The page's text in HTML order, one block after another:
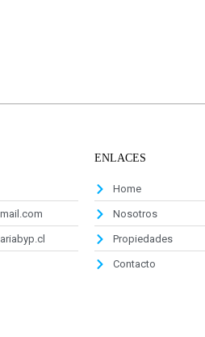
ENLACES
Home
Nosotros
Propiedades
Contacto